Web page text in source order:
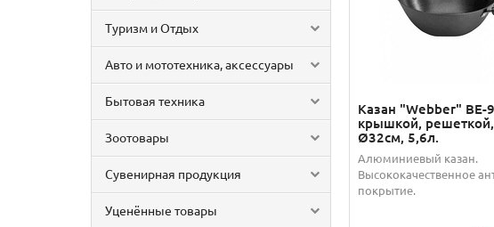
Туризм и Отдых
Авто и мототехника, аксессуары
Бытовая техника
Зоотовары
Сувенирная продукция
Уценённые товары
Казан "Webber" ВЕ-
крышкой, решеткой,
Ø32см, 5,6л.
Алюминиевый казан.
Высококачественное
покрытие.